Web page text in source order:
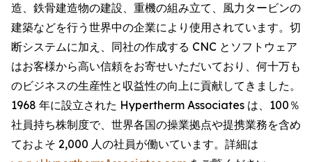
造、鉄骨建造物の建設、重機の組み立て、風力タービンの
建築などを行う世界中の企業により使用されています。切
断システムに加え、同社の作成する CNC とソフトウェア
はお客様から高い信頼をお寄せいただいており、何十万も
のビジネスの生産性と収益性の向上に貢献してきました。
1968 年に設立された Hypertherm Associates は、100％
社員持ち株制度で、世界各国の操業拠点や提携業務を含め
ておよそ 2,000 人の社員が働いています。詳細は